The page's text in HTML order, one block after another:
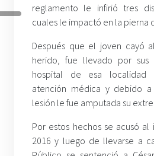
reglamento le infirió tres
cuales le impactó en la pierna
Después que el joven cayó
herido, fue llevado por sus
hospital de esa localidad
atención médica y debido
lesión le fue amputada su
Por estos hechos se acusó
2016 y luego de llevarse a